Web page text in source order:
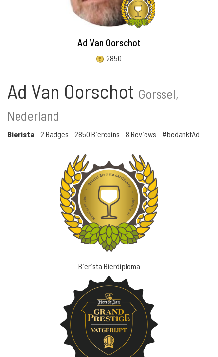
Ad Van Oorschot
2850
Ad Van Oorschot Gorssel,
Nederland
Bierista - 2 Badges - 2850 Biercoins - 8 Reviews - #bedanktAd
Bierista Bierdiploma